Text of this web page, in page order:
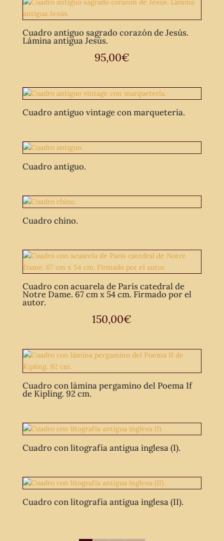
Cuadro antiguo sagrado corazón de Jesús.
Lámina antigua Jesús.
95,00€
Cuadro antiguo vintage con marquetería.
Cuadro antiguo.
Cuadro chino.
Cuadro con acuarela de París catedral de
Notre Dame. 67 cm x 54 cm. Firmado por el
autor.
150,00€
Cuadro con lámina pergamino del Poema If
de Kipling. 92 cm.
Cuadro con litografía antigua inglesa (I).
Cuadro con litografía antigua inglesa (II).